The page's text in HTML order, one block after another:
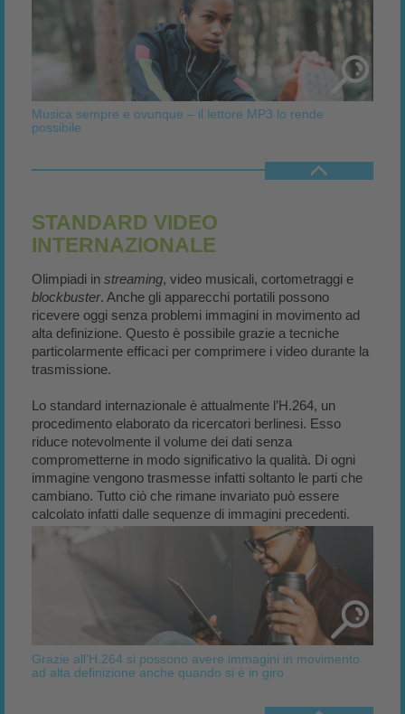
Musica sempre e ovunque – il lettore MP3 lo rende
possibile
STANDARD VIDEO
INTERNAZIONALE
Olimpiadi in streaming, video musicali, cortometraggi e
blockbuster. Anche gli apparecchi portatili possono
ricevere oggi senza problemi immagini in movimento ad
alta definizione. Questo è possibile grazie a tecniche
particolarmente efficaci per comprimere i video durante la
trasmissione.
Lo standard internazionale è attualmente l’H.264, un
procedimento elaborato da ricercatori berlinesi. Esso
riduce notevolmente il volume dei dati senza
comprometterne in modo significativo la qualità. Di ogni
immagine vengono trasmesse infatti soltanto le parti che
cambiano. Tutto ciò che rimane invariato può essere
calcolato infatti dalle sequenze di immagini precedenti.
Grazie all’H.264 si possono avere immagini in movimento
ad alta definizione anche quando si è in giro